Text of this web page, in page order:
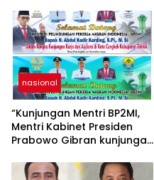
nasional
“Kunjungan Mentri BP2MI,
Mentri Kabinet Presiden
Prabowo Gibran kunjungan
Dampal Selatan”